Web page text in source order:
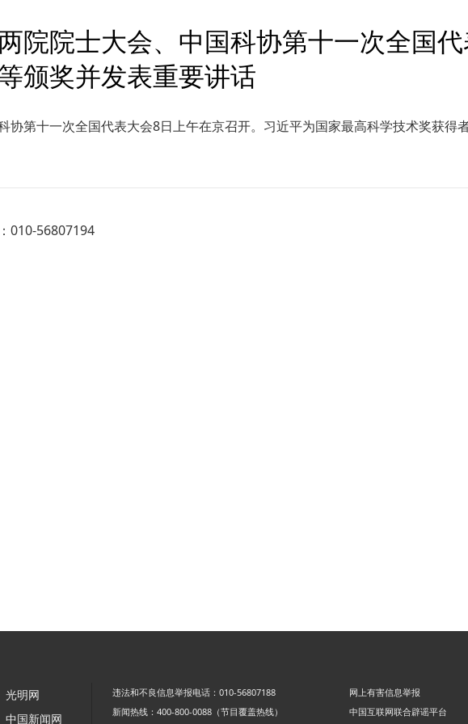
院院士大会、中国科协第十一次全国
颁奖并发表重要讲话
第十一次全国代表大会8日上午在京召开。习近平为国家最高科学技术奖获得
010-56807194
光明网
中国新闻网
违法和不良信息举报电话：010-56807188
网上有害信息举报
新闻热线：400-800-0088（节目覆盖热线）
中国互联网联合辟谣平台